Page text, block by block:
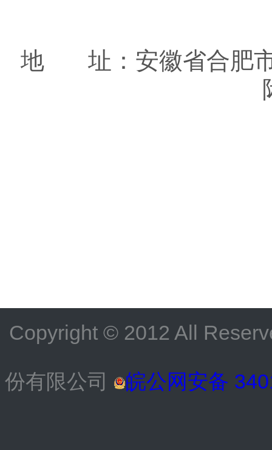
地 址：安徽省合肥市
Copyright © 2012 All
份有限公司 皖公网安备